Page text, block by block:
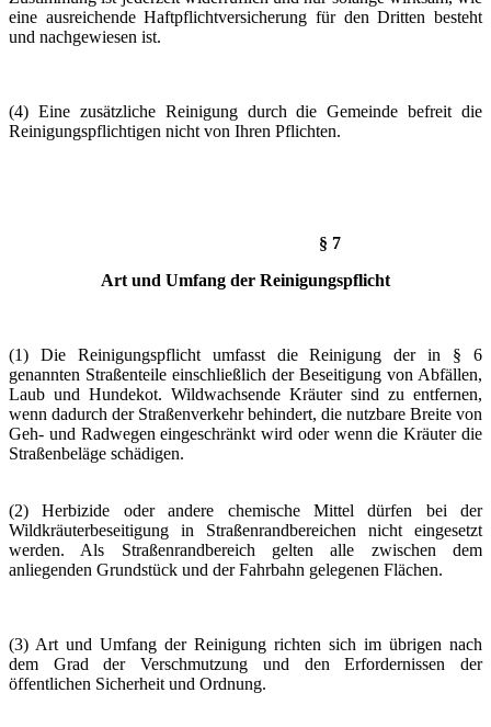
eine ausreichende Haftpflichtversicherung für den Dritten besteht
und nachgewiesen ist.
(4) Eine zusätzliche Reinigung durch die Gemeinde befreit die
Reinigungspflichtigen nicht von Ihren Pflichten.
§ 7
Art und Umfang der Reinigungspflicht
(1) Die Reinigungspflicht umfasst die Reinigung der in § 6
genannten Straßenteile einschließlich der Beseitigung von Abfällen,
Laub und Hundekot. Wildwachsende Kräuter sind zu entfernen,
wenn dadurch der Straßenverkehr behindert, die nutzbare Breite von
Geh- und Radwegen eingeschränkt wird oder wenn die Kräuter die
Straßenbeläge schädigen.
(2) Herbizide oder andere chemische Mittel dürfen bei der
Wildkräuterbeseitigung in Straßenrandbereichen nicht eingesetzt
werden. Als Straßenrandbereich gelten alle zwischen dem
anliegenden Grundstück und der Fahrbahn gelegenen Flächen.
(3) Art und Umfang der Reinigung richten sich im übrigen nach
dem Grad der Verschmutzung und den Erfordernissen der
öffentlichen Sicherheit und Ordnung.